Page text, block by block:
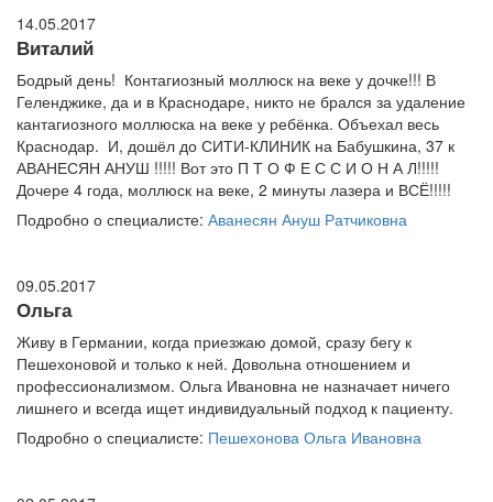
14.05.2017
Виталий
Бодрый день! Контагиозный моллюск на веке у дочке!!! В
Геленджике, да и в Краснодаре, никто не брался за удаление
кантагиозного моллюска на веке у ребёнка. Объехал весь
Краснодар. И, дошёл до СИТИ-КЛИНИК на Бабушкина, 37 к
АВАНЕСЯН АНУШ !!!!! Вот это П Т О Ф Е С С И О Н А Л!!!!!
Дочере 4 года, моллюск на веке, 2 минуты лазера и ВСЁ!!!!!
Подробно о специалисте: Аванесян Ануш Ратчиковна
09.05.2017
Ольга
Живу в Германии, когда приезжаю домой, сразу бегу к
Пешехоновой и только к ней. Довольна отношением и
профессионализмом. Ольга Ивановна не назначает ничего
лишнего и всегда ищет индивидуальный подход к пациенту.
Подробно о специалисте: Пешехонова Ольга Ивановна